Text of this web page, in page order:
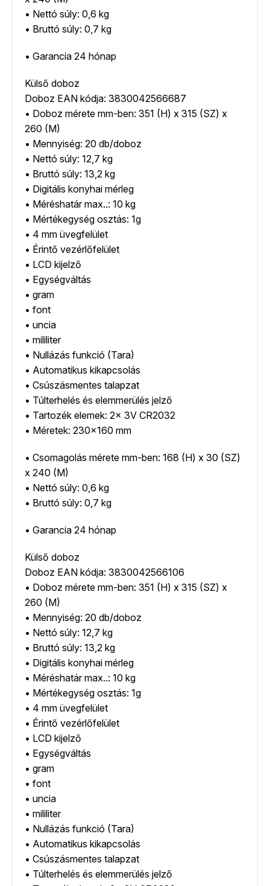
• Nettó súly: 0,6 kg
• Bruttó súly: 0,7 kg
• Garancia 24 hónap
Külső doboz
Doboz EAN kódja: 3830042566687
• Doboz mérete mm-ben: 351 (H) x 315 (SZ) x
260 (M)
• Mennyiség: 20 db/doboz
• Nettó súly: 12,7 kg
• Bruttó súly: 13,2 kg
• Digitális konyhai mérleg
• Méréshatár max..: 10 kg
• Mértékegység osztás: 1g
• 4 mm üvegfelület
• Érintő vezérlőfelület
• LCD kijelző
• Egységváltás
• gram
• font
• uncia
• mililiter
• Nullázás funkció (Tara)
• Automatikus kikapcsolás
• Csúszásmentes talapzat
• Túlterhelés és elemmerülés jelző
• Tartozék elemek: 2x 3V CR2032
• Méretek: 230×160 mm
• Csomagolás mérete mm-ben: 168 (H) x 30 (SZ)
x 240 (M)
• Nettó súly: 0,6 kg
• Bruttó súly: 0,7 kg
• Garancia 24 hónap
Külső doboz
Doboz EAN kódja: 3830042566106
• Doboz mérete mm-ben: 351 (H) x 315 (SZ) x
260 (M)
• Mennyiség: 20 db/doboz
• Nettó súly: 12,7 kg
• Bruttó súly: 13,2 kg
• Digitális konyhai mérleg
• Méréshatár max..: 10 kg
• Mértékegység osztás: 1g
• 4 mm üvegfelület
• Érintő vezérlőfelület
• LCD kijelző
• Egységváltás
• gram
• font
• uncia
• mililiter
• Nullázás funkció (Tara)
• Automatikus kikapcsolás
• Csúszásmentes talapzat
• Túlterhelés és elemmerülés jelző